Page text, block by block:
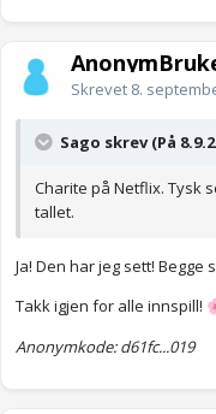
Skrevet 8.
Sago skrev (På
Charite på Netflix. Tysk
tallet.
Ja! Den har jeg sett! Begge
Takk igjen for alle innspill!
Anonymkode: d61fc...019